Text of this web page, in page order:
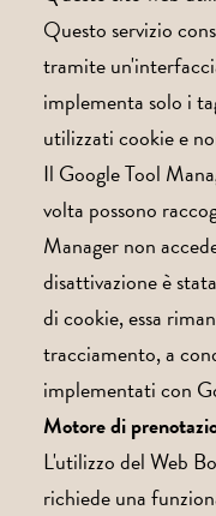
Questo servizio
tramite
implementa solo i
utilizzati cookie e
Il Google Tool
volta possono
Manager non
disattivazione è
di cookie, essa
tracciamento, a
implementati con
Motore di
L'utilizzo del Web
richiede una